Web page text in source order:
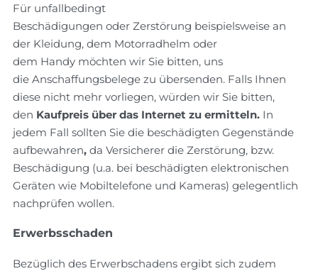
Für unfallbedingt
Beschädigungen oder Zerstörung beispielsweise an
der Kleidung, dem Motorradhelm oder
dem Handy möchten wir Sie bitten, uns
die Anschaffungsbelege zu übersenden. Falls Ihnen
diese nicht mehr vorliegen, würden wir Sie bitten,
den Kaufpreis über das Internet zu ermitteln. In
jedem Fall sollten Sie die beschädigten Gegenstände
aufbewahren, da Versicherer die Zerstörung, bzw.
Beschädigung (u.a. bei beschädigten elektronischen
Geräten wie Mobiltelefone und Kameras) gelegentlich
nachprüfen wollen.
Erwerbsschaden
Bezüglich des Erwerbschadens ergibt sich zudem